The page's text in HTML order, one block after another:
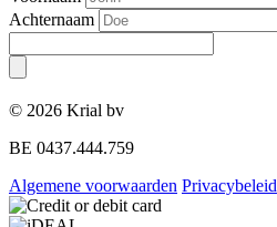
Achternaam
© 2026 Krial bv
BE 0437.444.759
Algemene voorwaarden Privacybeleid